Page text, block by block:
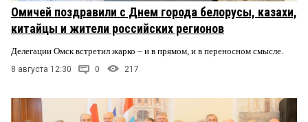
Омичей поздравили с Днем города белорусы, казахи,
китайцы и жители российских регионов
Делегации Омск встретил жарко – и в прямом, и в переносном смысле.
8 августа 12:30 0 217